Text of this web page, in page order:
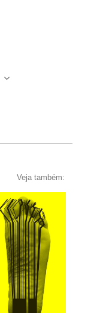
Veja também: